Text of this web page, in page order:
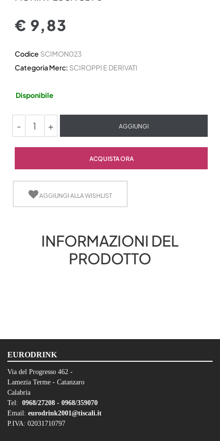
€ 9,83
Codice SCIMON023
Categoria Merc: SCIROPPI E DERIVATI
Disponibile
AGGIUNGI
ACQUISTA ORA
AGGIUNGI ALLA WISHLIST
INFORMAZIONI DEL
PRODOTTO
EURODRINK
Via del Progresso 462 -
Lamezia Terme - Catanzaro
Calabria
Tel: 0968/27208 - 0968/359070
Email: eurodrink2001@tiscali.it
P.IVA: 02031710797